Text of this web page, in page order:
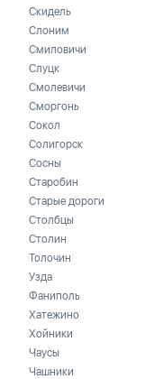
Скидель
Слоним
Смиловичи
Слуцк
Смолевичи
Сморгонь
Сокол
Солигорск
Сосны
Старобин
Старые дороги
Столбцы
Столин
Толочин
Узда
Фаниполь
Хатежино
Хойники
Чаусы
Чашники